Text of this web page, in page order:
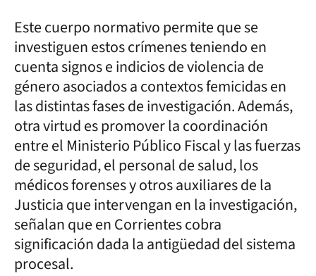
Este cuerpo normativo permite que se
investiguen estos crímenes teniendo en
cuenta signos e indicios de violencia de
género asociados a contextos femicidas en
las distintas fases de investigación. Además,
otra virtud es promover la coordinación
entre el Ministerio Público Fiscal y las fuerzas
de seguridad, el personal de salud, los
médicos forenses y otros auxiliares de la
Justicia que intervengan en la investigación,
señalan que en Corrientes cobra
significación dada la antigüedad del sistema
procesal.